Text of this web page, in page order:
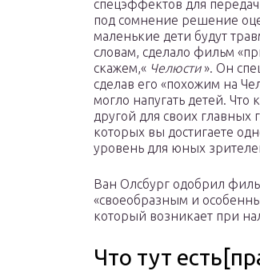
спецэффектов для
под сомнение решение
маленькие дети будут
словам, сделало фильм
скажем,« Челюсти». Он
сделав его «похожим на
могло напугать детей. Что
другой для своих главных
которых вы достигаете
уровень для юных
Ван Олсбург одобрил
«своеобразным и
который возникает при
Что тут